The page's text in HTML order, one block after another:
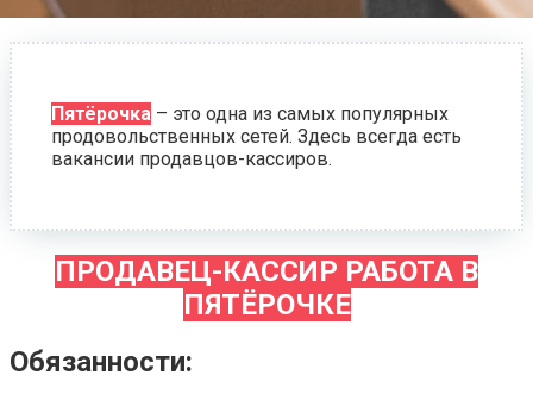
Пятёрочка – это одна из самых популярных
продовольственных сетей. Здесь всегда есть
вакансии продавцов-кассиров.
ПРОДАВЕЦ-КАССИР РАБОТА В
ПЯТЁРОЧКЕ
Обязанности: